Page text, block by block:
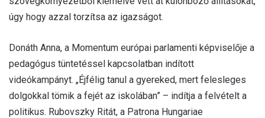
úgy hogy azzal torzítsa az igazságot.
Donáth Anna, a Momentum európai parlamenti képviselője a
pedagógus tüntetéssel kapcsolatban indított
videókampányt. „Éjfélig tanul a gyereked, mert felesleges
dolgokkal tömik a fejét az iskolában” – indítja a felvételt a
politikus. Rubovszky Ritát, a Patrona Hungariae